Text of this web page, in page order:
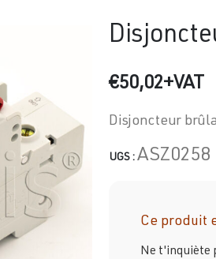
€50,02+VAT
Disjoncteur
UGS :ASZ0258
Ce produit
Ne t'inquiète